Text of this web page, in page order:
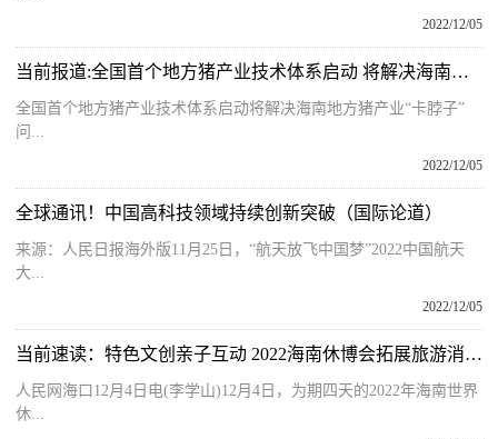
2022/12/05
当前报道:全国首个地方猪产业技术体系启动 将解决海南地方猪产业“卡脖子”问题
全国首个地方猪产业技术体系启动将解决海南地方猪产业“卡脖子”
问...
2022/12/05
全球通讯！中国高科技领域持续创新突破（国际论道）
来源：人民日报海外版11月25日，“航天放飞中国梦”2022中国航天
大...
2022/12/05
当前速读：特色文创亲子互动 2022海南休博会拓展旅游消费新热点
人民网海口12月4日电(李学山)12月4日，为期四天的2022年海南世界
休...